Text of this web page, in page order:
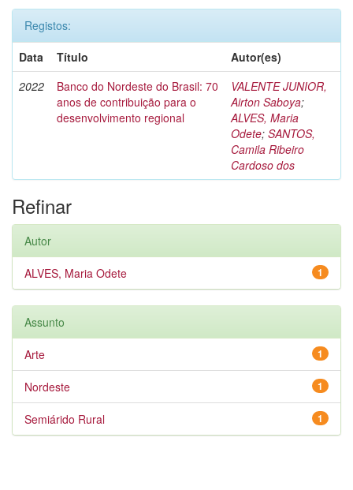
Registos:
Data
Título
Autor(es)
2022
Banco do Nordeste do Brasil: 70
anos de contribuição para o
desenvolvimento regional
VALENTE JUNIOR,
Airton Saboya;
ALVES, Maria
Odete; SANTOS,
Camila Ribeiro
Cardoso dos
Refinar
Autor
1
ALVES, Maria Odete
Assunto
1
Arte
1
Nordeste
1
Semiárido Rural